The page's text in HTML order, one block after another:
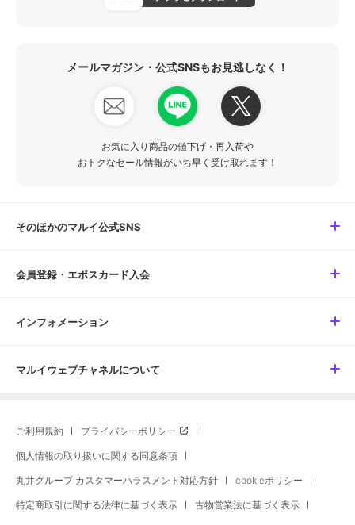
メールマガジン・公式SNSもお見逃しなく！
お気に入り商品の値下げ・再入荷や
おトクなセール情報がいち早く受け取れます！
そのほかのマルイ公式SNS
会員登録・エポスカード入会
インフォメーション
マルイウェブチャネルについて
ご利用規約 プライバシーポリシー
個人情報の取り扱いに関する同意条項
丸井グループ カスタマーハラスメント対応方針 cookieポリシー
特定商取引に関する法律に基づく表示 古物営業法に基づく表示